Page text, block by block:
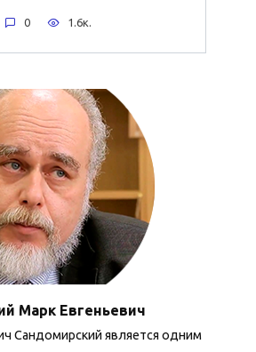
0 1.6к.
Марк Евгеньевич
Сандомирский является одним